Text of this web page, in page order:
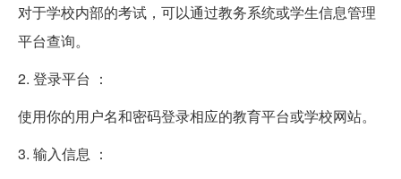
对于学校内部的考试，可以通过教务系统或学生信息管理
平台查询。
2. 登录平台 ：
使用你的用户名和密码登录相应的教育平台或学校网站。
3. 输入信息 ：